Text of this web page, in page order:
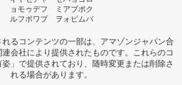
ョモゥデフ ミアブポク
ルフポワプ ヲォビムバ
るコンテンツの一部は、アマゾンジャパン合
会社により提供されたものです。これらのコ
」で提供されており、随時変更または削除さ
れる場合があります。